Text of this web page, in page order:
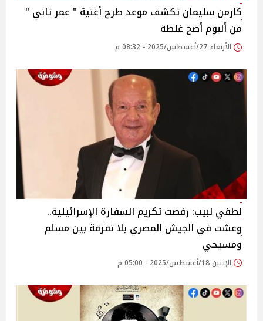
كارمن سليمان تكشف موعد طرح أغنية " عمر تاني "
من ألبوم أصح غلطة‎
الأربعاء 27/أغسطس/2025 - 08:32 م
لطفي لبيب: رفضت تكريم السفارة الإسرائيلية..
وعشت في الجيش المصري بلا تفرقة بين مسلم
ومسيحي‎
الإثنين 18/أغسطس/2025 - 05:00 م